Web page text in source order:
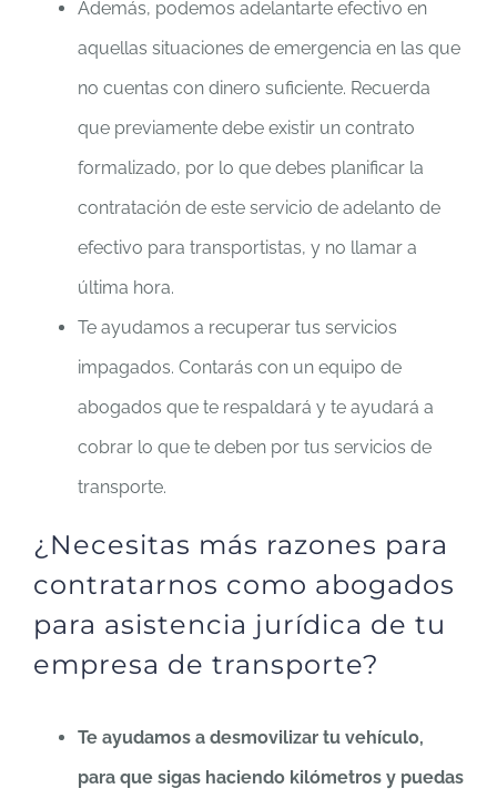
Además, podemos adelantarte efectivo en
aquellas situaciones de emergencia en las que
no cuentas con dinero suficiente. Recuerda
que previamente debe existir un contrato
formalizado, por lo que debes planificar la
contratación de este servicio de adelanto de
efectivo para transportistas, y no llamar a
última hora.
Te ayudamos a recuperar tus servicios
impagados. Contarás con un equipo de
abogados que te respaldará y te ayudará a
cobrar lo que te deben por tus servicios de
transporte.
¿Necesitas más razones para
contratarnos como abogados
para asistencia jurídica de tu
empresa de transporte?
Te ayudamos a desmovilizar tu vehículo,
para que sigas haciendo kilómetros y puedas